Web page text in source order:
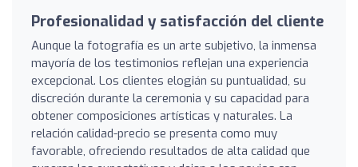
Profesionalidad y satisfacción del cliente
Aunque la fotografía es un arte subjetivo, la inmensa
mayoría de los testimonios reflejan una experiencia
excepcional. Los clientes elogián su puntualidad, su
discreción durante la ceremonia y su capacidad para
obtener composiciones artísticas y naturales. La
relación calidad-precio se presenta como muy
favorable, ofreciendo resultados de alta calidad que